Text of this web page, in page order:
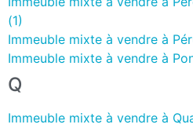
(1)
Immeuble mixte à vendre à
Immeuble mixte à vendre à
Q
Immeuble mixte à vendre à